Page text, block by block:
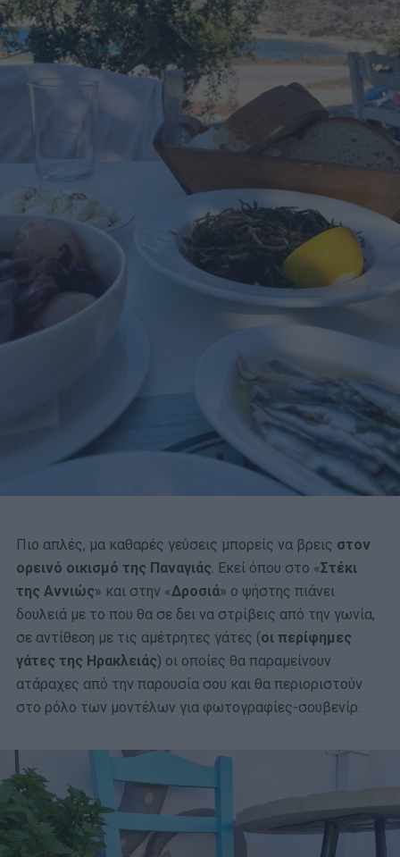
Πιο απλές, μα καθαρές γεύσεις μπορείς να βρεις στον
ορεινό οικισμό της Παναγιάς. Εκεί όπου στο «Στέκι
της Αννιώς» και στην «Δροσιά» ο ψήστης πιάνει
δουλειά με το που θα σε δει να στρίβεις από την γωνία,
σε αντίθεση με τις αμέτρητες γάτες (οι περίφημες
γάτες της Ηρακλειάς) οι οποίες θα παραμείνουν
ατάραχες από την παρουσία σου και θα περιοριστούν
στο ρόλο των μοντέλων για φωτογραφίες-σουβενίρ.